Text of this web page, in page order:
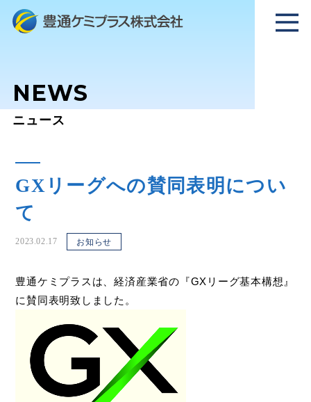
NEWS
ニュース
GXリーグへの賛同表明につい
て
2023.02.17 お知らせ
豊通ケミプラスは、経済産業省の『GX リーグ基本構想』
に賛同表明致しました。